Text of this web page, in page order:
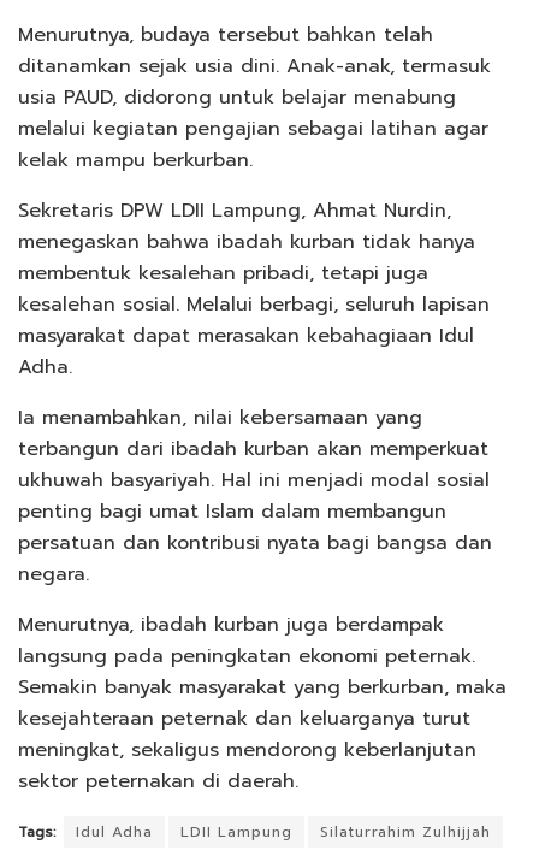
Menurutnya, budaya tersebut bahkan telah
ditanamkan sejak usia dini. Anak-anak, termasuk
usia PAUD, didorong untuk belajar menabung
melalui kegiatan pengajian sebagai latihan agar
kelak mampu berkurban.
Sekretaris DPW LDII Lampung, Ahmat Nurdin,
menegaskan bahwa ibadah kurban tidak hanya
membentuk kesalehan pribadi, tetapi juga
kesalehan sosial. Melalui berbagi, seluruh lapisan
masyarakat dapat merasakan kebahagiaan Idul
Adha.
Ia menambahkan, nilai kebersamaan yang
terbangun dari ibadah kurban akan memperkuat
ukhuwah basyariyah. Hal ini menjadi modal sosial
penting bagi umat Islam dalam membangun
persatuan dan kontribusi nyata bagi bangsa dan
negara.
Menurutnya, ibadah kurban juga berdampak
langsung pada peningkatan ekonomi peternak.
Semakin banyak masyarakat yang berkurban, maka
kesejahteraan peternak dan keluarganya turut
meningkat, sekaligus mendorong keberlanjutan
sektor peternakan di daerah.
Tags: Idul Adha LDII Lampung Silaturrahim Zulhijjah